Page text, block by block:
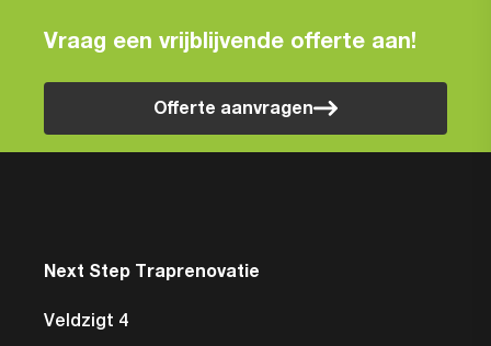
Vraag een vrijblijvende offerte aan!
Offerte aanvragen
Next Step Traprenovatie
Veldzigt 4